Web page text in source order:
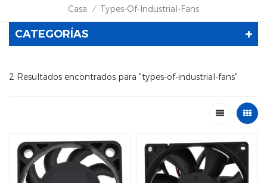
Casa / Types-Of-Industrial-Fans
CATEGORÍAS
2 Resultados encontrados para "types-of-industrial-fans"